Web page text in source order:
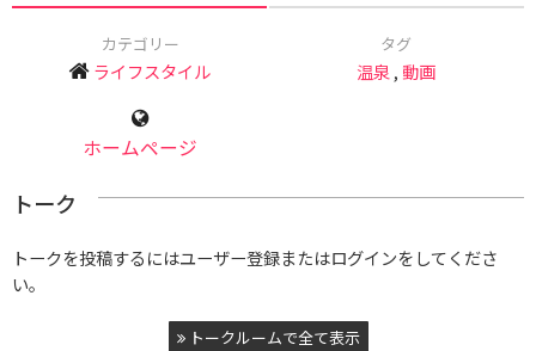
カテゴリー
ライフスタイル
タグ
温泉 , 動画
ホームページ
トーク
トークを投稿するにはユーザー登録またはログインをしてくださ
い。
トークルームで全て表示